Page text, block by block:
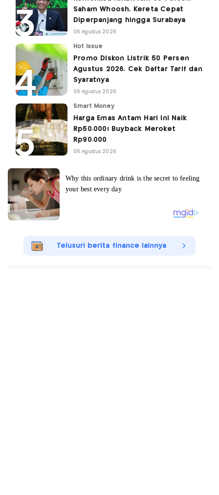
Saham Whoosh, Kereta Cepat
Diperpanjang hingga Surabaya
06 Agustus 2026
Hot Issue
Promo Diskon Listrik 50 Persen
Agustus 2026, Cek Daftar Tarif dan
Syaratnya
06 Agustus 2026
Smart Money
Harga Emas Antam Hari Ini Naik
Rp50.000! Buyback Meroket
Rp90.000
06 Agustus 2026
Telusuri berita finance lainnya